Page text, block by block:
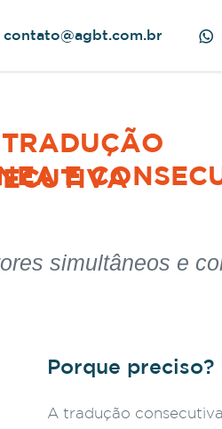
contato@agbt.com.br
E
simultâneos e
Porque preciso?
A tradução